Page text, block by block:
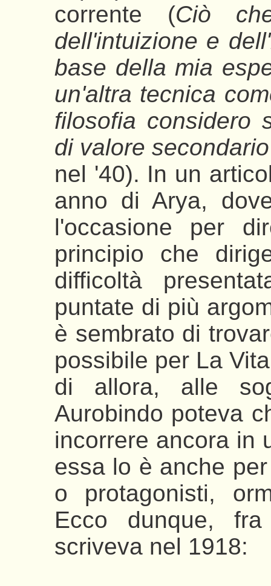
corrente (Ciò
dell'intuizione e
base della mia
un'altra tecnica
filosofia considero
di valore secondario
nel '40). In un
anno di Arya,
l'occasione per
principio che
difficoltà
puntate di più
è sembrato di
possibile per La
di allora, alle
Aurobindo poteva
incorrere ancora in
essa lo è anche
o protagonisti,
Ecco dunque,
scriveva nel 1918: